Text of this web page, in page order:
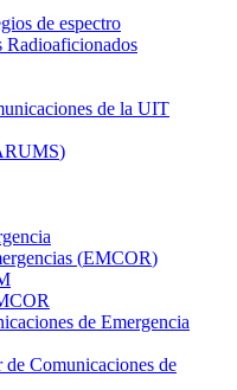
de espectro
Radioaficionados
de la UIT
)
(EMCOR)
de Emergencia
de Comunicaciones de